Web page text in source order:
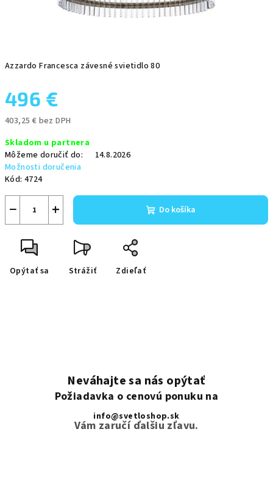
Azzardo Francesca závesné svietidlo 80
496 €
403,25 € bez DPH
cena:
Skladom u partnera
Môžeme doručiť do:
14.8.2026
Možnosti doručenia
Kód: 4724
+
− Do košíka
Opýtať sa Strážiť Zdieľať
Neváhajte sa nás opýtať
Požiadavka o cenovú ponuku na
info@svetloshop.sk
Vám zaručí ďalšiu zľavu.